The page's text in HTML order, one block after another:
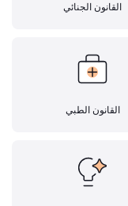
القانون الجنائي
القانون الطبي